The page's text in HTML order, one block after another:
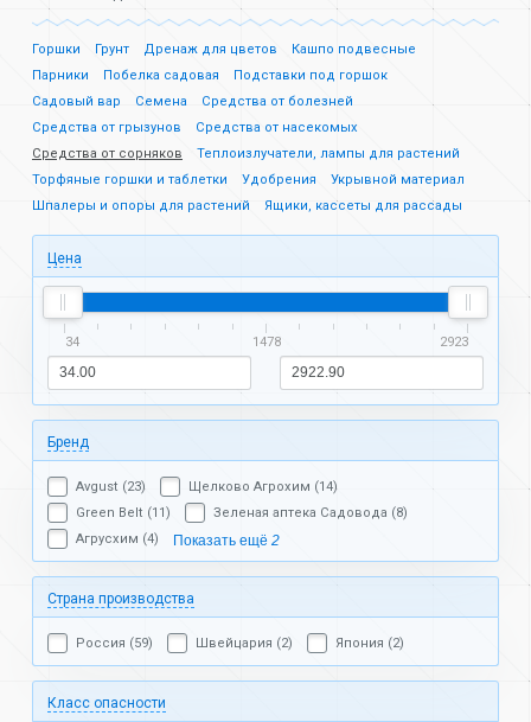
Горшки Грунт Дренаж для цветов
Кашпо подвесные
Парники
Побелка садовая
Подставки под горшок
Садовый вар
Семена
Средства от болезней
Средства от грызунов
Средства от насекомых
Средства от сорняков
Теплоизлучатели, лампы для растений
Торфяные горшки и таблетки
Удобрения
Укрывной материал
Шпалеры и опоры для растений
Ящики, кассеты для рассады
Цена
34 1478 2923
Бренд
Avgust (23)
Щелково Агрохим (14)
Green Belt (11)
Зеленая аптека Садовода (8)
Агрусхим (4)
Показать ещё 2
Страна производства
Россия (59) Швейцария (2) Япония (2)
Класс опасности